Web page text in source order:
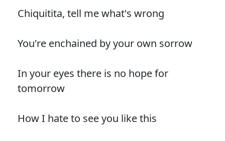
Chiquitita, tell me what's wrong
You're enchained by your own sorrow
In your eyes there is no hope for
tomorrow
How I hate to see you like this